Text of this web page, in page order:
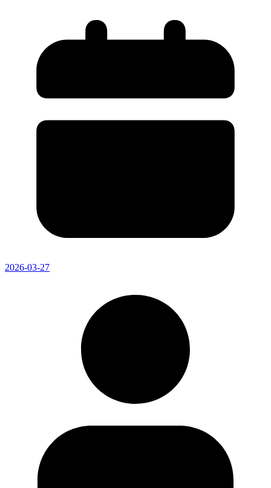
2026-03-27